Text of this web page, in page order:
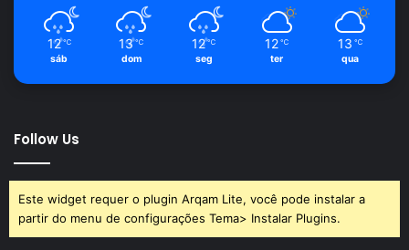
12 ℃
sáb
13 ℃
dom
12 ℃
seg
12 ℃
ter
13 ℃
qua
Follow Us
Este widget requer o plugin Arqam Lite, você pode instalar a
partir do menu de configurações Tema> Instalar Plugins.